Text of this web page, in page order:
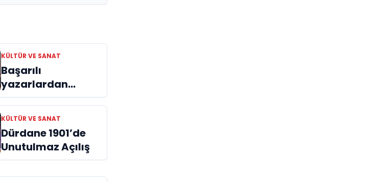
KÜLTÜR VE SANAT
Başarılı
yazarlardan
Azime Savaş’tan
başucu kitabı
“Emanet”
raflardaki yerini
aldı
KÜLTÜR VE SANAT
Dürdane 1901’de
Unutulmaz Açılış